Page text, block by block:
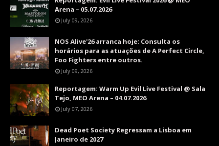
Arena – 05.07.2026
July 09, 2026
NOS Alive'26 arranca hoje: Consulta os
horários para as atuações de A Perfect Circle,
Foo Fighters entre outros.
July 09, 2026
Reportagem: Warm Up Evil Live Festival @ Sala
Tejo, MEO Arena – 04.07.2026
July 07, 2026
Dead Poet Society Regressam a Lisboa em
Janeiro de 2027